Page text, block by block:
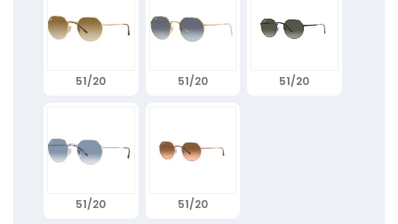
51/20 51/20 51/20
51/20 51/20